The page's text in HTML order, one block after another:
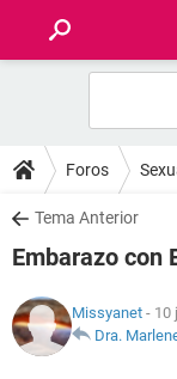
FOROS
SALUD
NUTRICIÓN
Foros
Tema Anterior
Embarazo con
Missyanet - 10
Dra.